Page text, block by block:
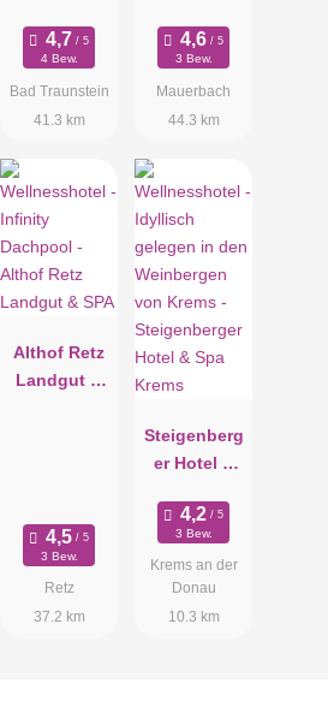
4 Bew.
Bad Traunstein
41.3 km
3 Bew.
Mauerbach
44.3 km
Althof Retz
Landgut &
3 Bew.
Retz
37.2 km
Steigenberg
er Hotel &
3 Bew.
Krems an der
Donau
10.3 km